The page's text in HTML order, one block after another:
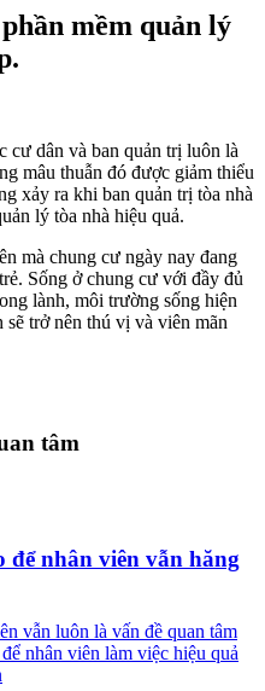
mềm quản lý
cư dân và ban quản trị luôn là
mâu thuẫn đó được giảm thiểu
xảy ra khi ban quản trị tòa nhà
lý tòa nhà hiệu quả.
mà chung cư ngày nay đang
Sống ở chung cư với đầy đủ
lành, môi trường sống hiện
trở nên thú vị và viên mãn
tâm
để nhân viên vẫn hăng
vẫn luôn là vấn đề quan tâm
nhân viên làm việc hiệu quả